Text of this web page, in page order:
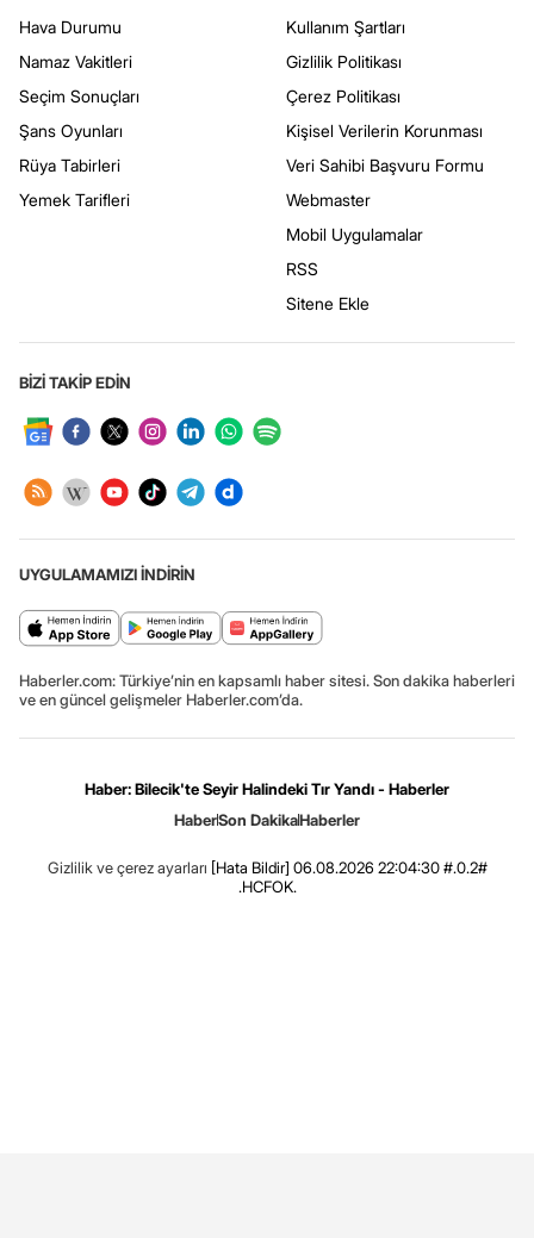
Hava Durumu
Namaz Vakitleri
Seçim Sonuçları
Şans Oyunları
Rüya Tabirleri
Yemek Tarifleri
Kullanım Şartları
Gizlilik Politikası
Çerez Politikası
Kişisel Verilerin Korunması
Veri Sahibi Başvuru Formu
Webmaster
Mobil Uygulamalar
RSS
Sitene Ekle
BİZİ TAKİP EDİN
UYGULAMAMIZI İNDİRİN
Haberler.com: Türkiye’nin en kapsamlı haber sitesi. Son dakika haberleri
ve en güncel gelişmeler Haberler.com’da.
Haber: Bilecik'te Seyir Halindeki Tır Yandı - Haberler
HaberSon DakikaHaberler
Gizlilik ve çerez ayarları [Hata Bildir] 06.08.2026 22:04:30 #.0.2#
.HCFOK.